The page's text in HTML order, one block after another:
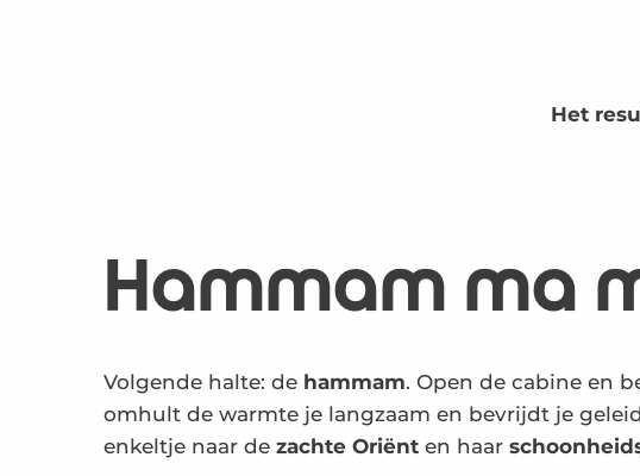
Het
Hammam ma
Volgende halte: de hammam. Open de cabine en
omhult de warmte je langzaam en bevrijdt je
enkeltje naar de zachte Oriënt en haar